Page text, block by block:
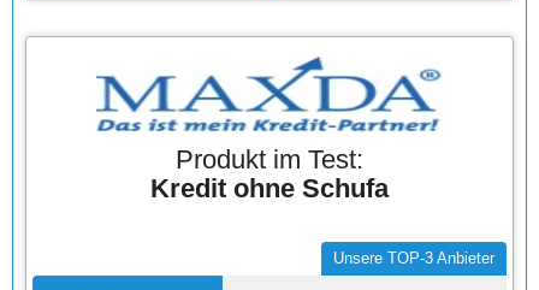
Produkt im Test:
Kredit ohne Schufa
Unsere TOP-3 Anbieter